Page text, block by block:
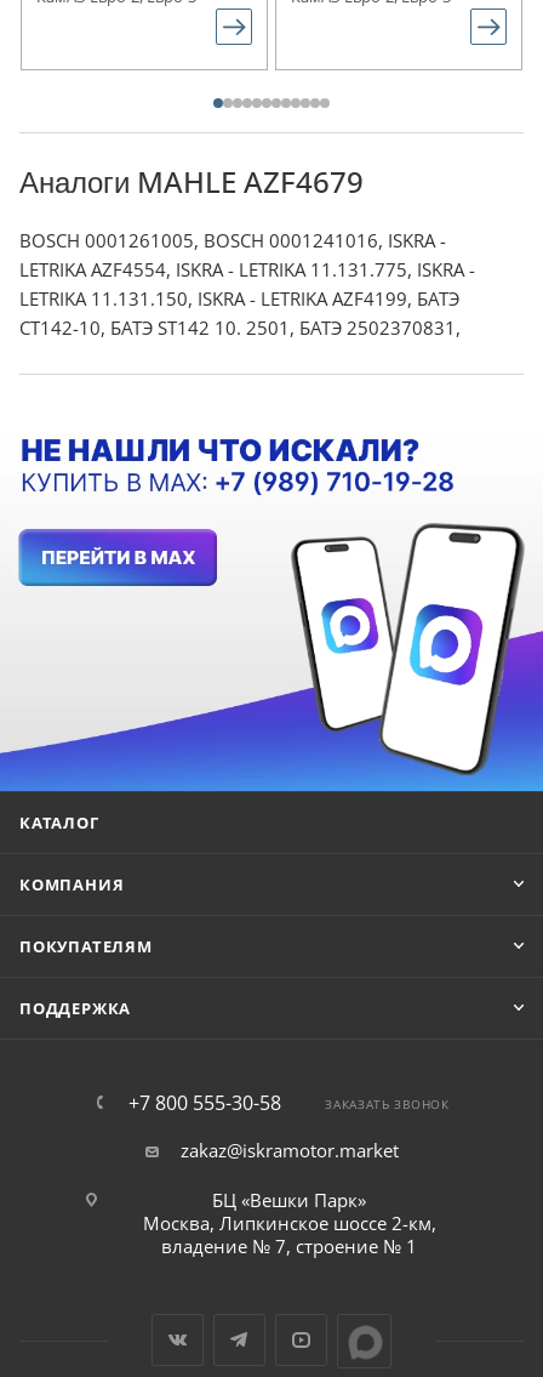
Аналоги MAHLE AZF4679
BOSCH 0001261005, BOSCH 0001241016, ISKRA -
LETRIKA AZF4554, ISKRA - LETRIKA 11.131.775, ISKRA -
LETRIKA 11.131.150, ISKRA - LETRIKA AZF4199, БАТЭ
CT142-10, БАТЭ ST142 10. 2501, БАТЭ 2502370831,
КАТАЛОГ
КОМПАНИЯ
ПОКУПАТЕЛЯМ
ПОДДЕРЖКА
+7 800 555-30-58 ЗАКАЗАТЬ ЗВОНОК
zakaz@iskramotor.market
БЦ «Вешки Парк»
Москва, Липкинское шоссе 2-км,
владение № 7, строение № 1